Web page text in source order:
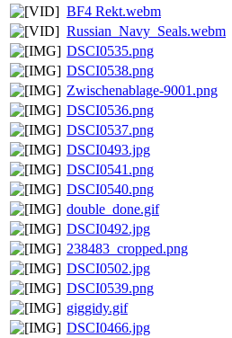
BF4 Rekt.webm
Russian_Navy_Seals.webm
DSCI0535.png
DSCI0538.png
Zwischenablage-9001.png
DSCI0536.png
DSCI0537.png
DSCI0493.jpg
DSCI0541.png
DSCI0540.png
double_done.gif
DSCI0492.jpg
238483_cropped.png
DSCI0502.jpg
DSCI0539.png
giggidy.gif
DSCI0466.jpg